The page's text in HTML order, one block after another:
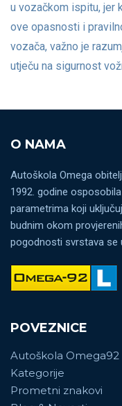
u vozačkom ispitu, jer
ove opasnosti i
vozača, važno je
utječu na sigurnost
O NAMA
Autoškola Omega
1992. godine
parametrima koji
budnim okom
pogodnosti svrstava se
POVEZNICE
Autoškola Omega92
Kategorije
Prometni znakovi